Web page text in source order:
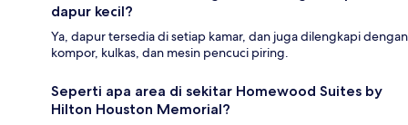
dapur kecil?
Ya, dapur tersedia di setiap kamar, dan juga dilengkapi dengan
kompor, kulkas, dan mesin pencuci piring.
Seperti apa area di sekitar Homewood Suites by
Hilton Houston Memorial?